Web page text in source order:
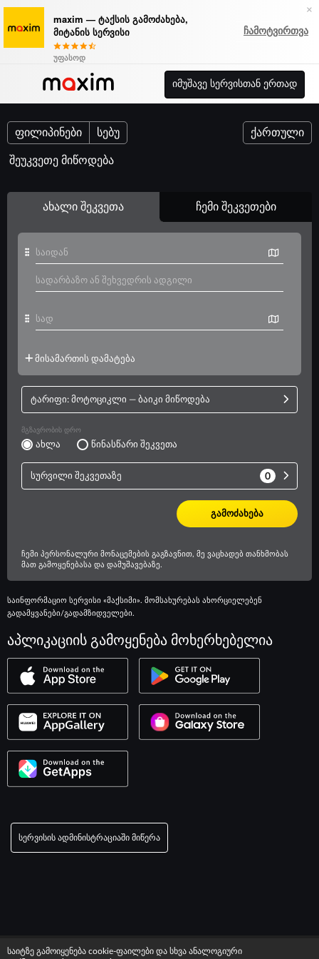
×
maxim — ტაქსის გამოძახება,
მიტანის სერვისი
უფასოდ
ჩამოტვირთვა
იმუშავე სერვისთან ერთად
ფილიპინები სებუ ქართული
შეუკვეთე მიწოდება
საინფორმაციო სერვისი «მაქსიმი». მომსახურებას ახორციელებენ
გადამყვანები/გადამზიდველები.
აპლიკაციის გამოყენება მოხერხებელია
სერვისის ადმინისტრაციაში მიწერა
საიტზე გამოიყენება cookie-ფაილები და სხვა ანალოგიური